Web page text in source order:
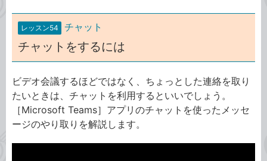
レッスン54 チャット
チャットをするには
ビデオ会議するほどではなく、ちょっとした連絡を取り
たいときは、チャットを利用するといいでしょう。
［Microsoft Teams］アプリのチャットを使ったメッセ
ージのやり取りを解説します。